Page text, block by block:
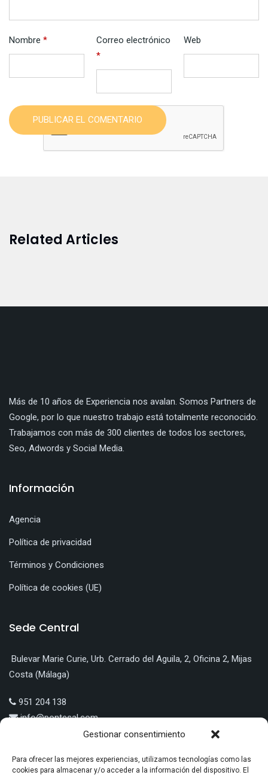
Gestionar consentimiento
Para ofrecer las mejores experiencias, utilizamos tecnologías como las
cookies para almacenar y/o acceder a la información del dispositivo. El
Nombre *
Correo electrónico
*
Web
PUBLICAR EL COMENTARIO
Related Articles
Más de 10 años de Experiencia nos avalan. Somos Partners de
Google, por lo que nuestro trabajo está totalmente reconocido.
Trabajamos con más de 300 clientes de todos los sectores,
Seo, Adwords y Social Media.
Información
Agencia
Política de privacidad
Términos y Condiciones
Política de cookies (UE)
Sede Central
Bulevar Marie Curie, Urb. Cerrado del Aguila, 2, Oficina 2, Mijas
Costa (Málaga)
951 204 138
info@pontesal.com